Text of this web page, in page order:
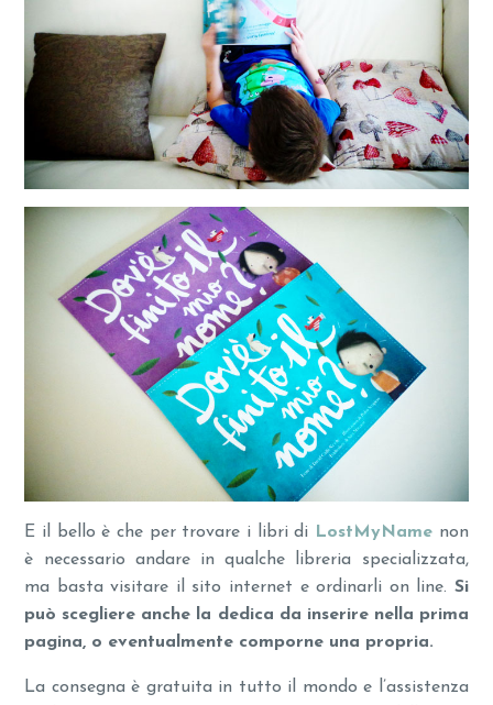
E il bello è che per trovare i libri di LostMyNamenon
è necessario andare in qualche libreria specializzata,
ma basta visitare il sito internet e ordinarli on line. Si
può scegliere anche la dedica da inserire nella prima
pagina, o eventualmente comporne una propria.
La consegna è gratuita in tutto il mondo e l’assistenza